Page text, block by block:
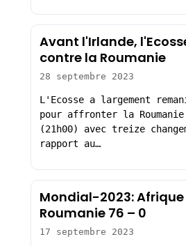
Avant l'Irlande,
contre la Roumanie
28 septembre 2023
L'Ecosse a largement
pour affronter la
(21h00) avec treize
rapport au…
Mondial-2023: Afrique
Roumanie 76 – 0
17 septembre 2023